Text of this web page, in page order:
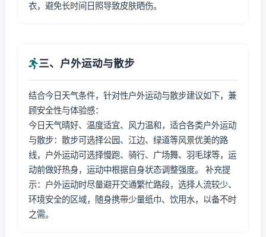
衣，避免长时间日照导致皮肤晒伤。
三、户外运动与散步
结合今日天气条件，针对性户外运动与散步建议如下，兼
顾安全性与体验感：
今日天气晴好、温度适宜、风力温和，适合各类户外运动
与散步：散步可选择公园、江边、绿道等风景优美的路
线，户外运动可选择慢跑、骑行、广场舞、羽毛球等，运
动前做好热身，运动中根据自身状态调整强度。 补充提
示：户外运动时尽量避开交通繁忙路段，选择人流较少、
环境安全的区域，随身携带少量纸巾、饮用水，以备不时
之需。